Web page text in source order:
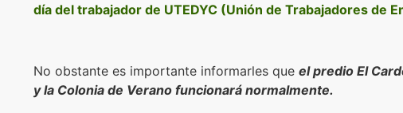
día del trabajador de UTEDYC (Unión de Trabajadores de
No obstante es importante informarles que el predio El
y la Colonia de Verano funcionará normalmente.